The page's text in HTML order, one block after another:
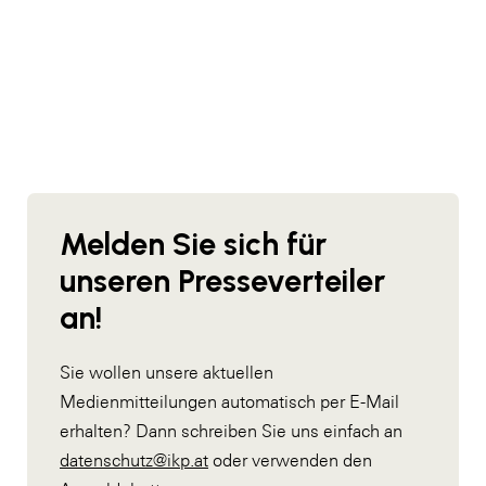
Primark adaptive Bademode
Primark THE EDIT
THE EDIT Summer
Primark Swim & Travel Collection
Primark Sommerkollektion 2026
Primark Festival
Primark By Coleen
Primark Get The Look
Melden Sie sich für
unseren Presseverteiler
an!
Sie wollen unsere aktuellen
Medienmitteilungen automatisch per E-Mail
erhalten? Dann schreiben Sie uns einfach an
datenschutz@ikp.at oder verwenden den